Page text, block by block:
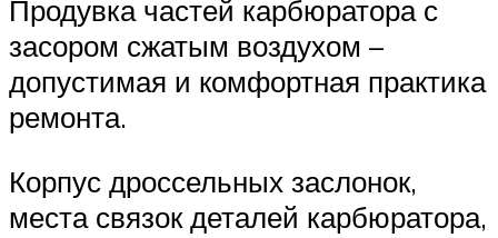
Продувка частей карбюратора с
засором сжатым воздухом –
допустимая и комфортная практика
ремонта.
Корпус дроссельных заслонок,
места связок деталей карбюратора,